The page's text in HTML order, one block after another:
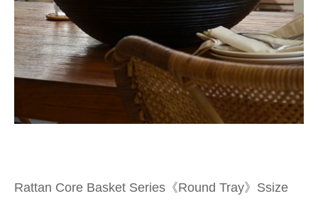
Rattan Core Basket Series《Round Tray》Ssize